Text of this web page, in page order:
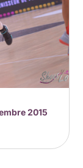
2015